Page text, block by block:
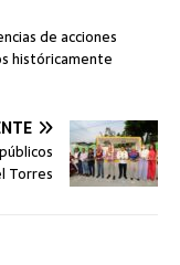
de acciones
históricamente
Torres